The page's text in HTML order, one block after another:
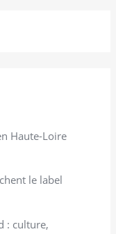
Haute-Loire
le label
: culture,